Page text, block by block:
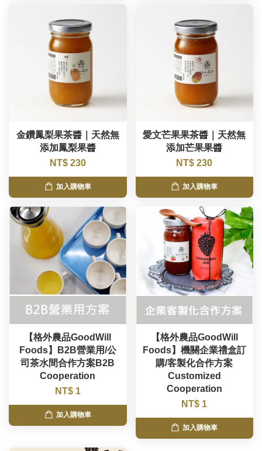
金鑽鳳梨果茶醬｜天然無
添加鳳梨果醬
NT$ 230
加入購物車
愛文芒果果茶醬｜天然無
添加芒果果醬
NT$ 230
加入購物車
【格外農品GoodWill
Foods】B2B營業用/公
司茶水間合作方案B2B
Cooperation
NT$ 1
加入購物車
【格外農品GoodWill
Foods】機關企業禮盒訂
購/客製化合作方案
Customized
Cooperation
NT$ 1
加入購物車